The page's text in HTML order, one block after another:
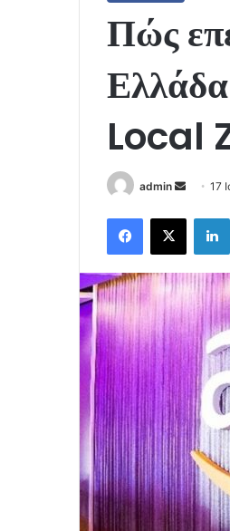
Πώς
Local
admin
Send
email
17
Facebook
X